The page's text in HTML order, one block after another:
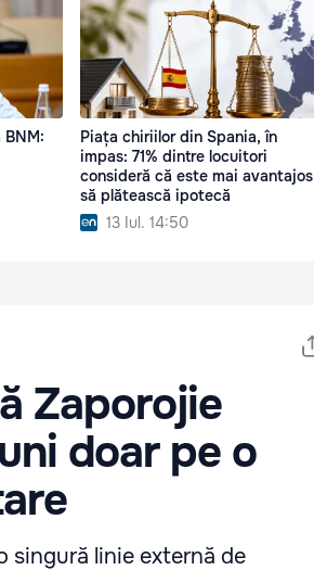
BNM:
Piața chiriilor din Spania, în
impas: 71% dintre locuitori
consideră că este mai avantajos
să plătească ipotecă
13 Iul. 14:50
Zaporojie
doar pe o
singură linie externă de